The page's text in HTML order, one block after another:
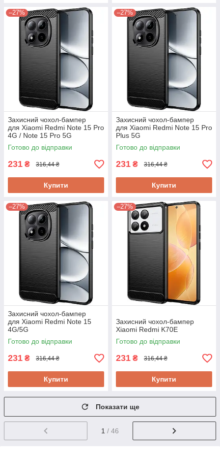
–27%
Захисний чохол-бампер
для Xiaomi Redmi Note 15 Pro
4G / Note 15 Pro 5G
Готово до відправки
231 ₴ 316,44 ₴
Купити
–27%
Захисний чохол-бампер
для Xiaomi Redmi Note 15 Pro
Plus 5G
Готово до відправки
231 ₴ 316,44 ₴
Купити
–27%
Захисний чохол-бампер
для Xiaomi Redmi Note 15
4G/5G
Готово до відправки
231 ₴ 316,44 ₴
Купити
–27%
Захисний чохол-бампер
Xiaomi Redmi K70E
Готово до відправки
231 ₴ 316,44 ₴
Купити
Показати ще
1 / 46